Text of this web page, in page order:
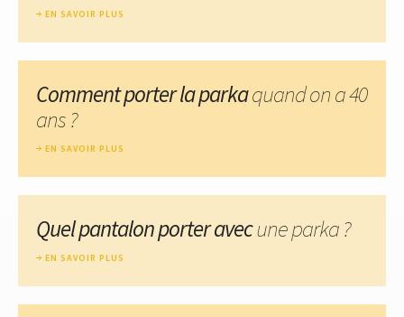
EN SAVOIR PLUS
Comment porter la parkaquand on a 40
ans ?
EN SAVOIR PLUS
Quel pantalon porter avecune parka ?
EN SAVOIR PLUS